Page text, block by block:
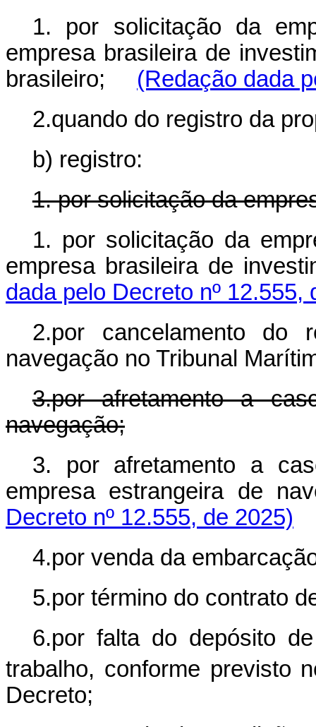
1. por solicitação da
empresa brasileira de
brasileiro; (Redação dada
2.quando do registro da
b) registro:
1. por solicitação da
1. por solicitação da
empresa brasileira de
dada pelo Decreto nº 12.555,
2.por cancelamento do
navegação no Tribunal
3.por afretamento a
navegação;
3. por afretamento a
empresa estrangeira
Decreto nº 12.555, de 2025)
4.por venda da
5.por término do contrato
6.por falta do depósito
trabalho, conforme previsto
Decreto;